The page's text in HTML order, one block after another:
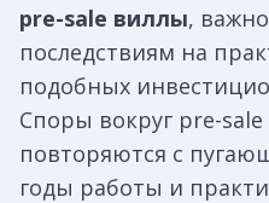
pre-sale виллы,
последствиям на
подобных
Споры вокруг pre-
повторяются с
годы работы и